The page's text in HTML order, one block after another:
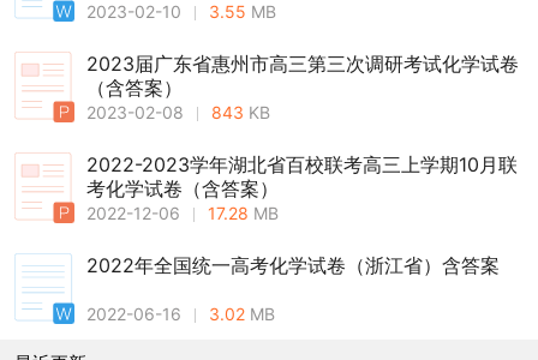
2023-02-10 3.55 MB
2023届广东省惠州市高三第三次调研考试化学试卷
（含答案）
2023-02-08 843 KB
2022-2023学年湖北省百校联考高三上学期10月联
考化学试卷（含答案）
2022-12-06 17.28 MB
2022年全国统一高考化学试卷（浙江省）含答案
2022-06-16 3.02 MB